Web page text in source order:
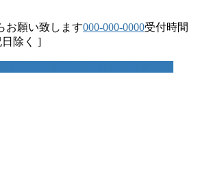
お願い致します000-000-0000受付時間
日除く ]